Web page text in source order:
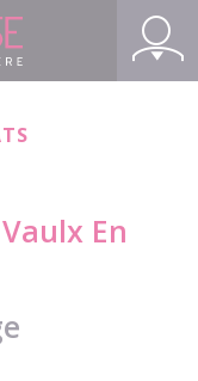
En